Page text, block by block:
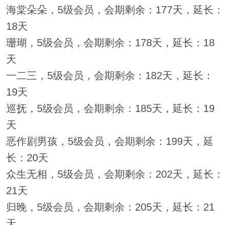
海棠朵朵，5级会员，会期剩余：177天，延长：
18天
珊瑚，5级会员，会期剩余：178天，延长：18
天
一二三，5级会员，会期剩余：182天，延长：
19天
巡抚，5级会员，会期剩余：185天，延长：19
天
恶作剧男孩，5级会员，会期剩余：199天，延
长：20天
众生无相，5级会员，会期剩余：202天，延长：
21天
归晚，5级会员，会期剩余：205天，延长：21